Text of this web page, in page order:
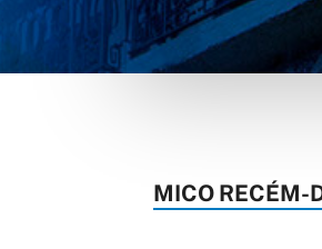
MICO RECÉM-